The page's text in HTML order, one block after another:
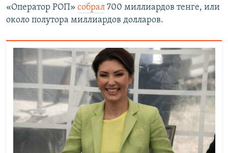
«Оператор РОП» собрал 700 миллиардов тенге, или
около полутора миллиардов долларов.